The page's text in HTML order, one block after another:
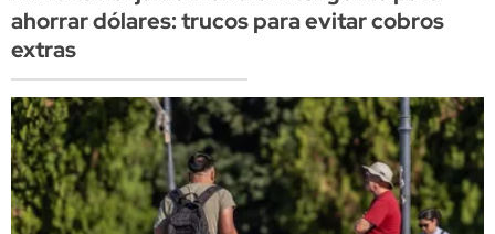
ahorrar dólares: trucos para evitar cobros
extras